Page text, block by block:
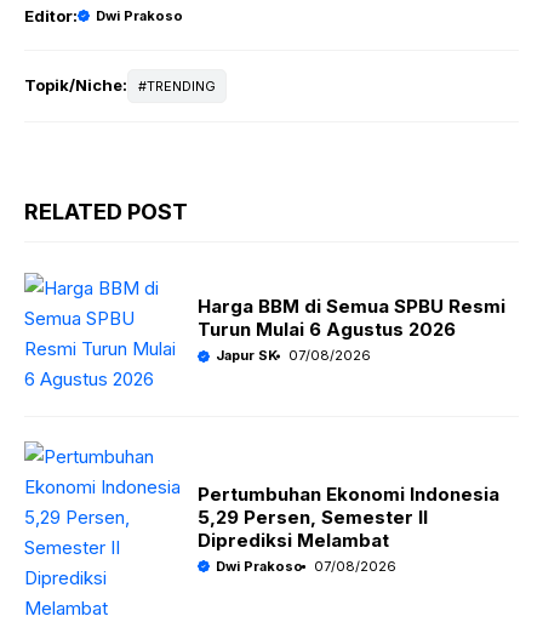
Editor: Dwi Prakoso
Topik/Niche: TRENDING
RELATED POST
Harga BBM di Semua SPBU Resmi
Turun Mulai 6 Agustus 2026
Japur SK 07/08/2026
Pertumbuhan Ekonomi Indonesia
5,29 Persen, Semester II
Diprediksi Melambat
Dwi Prakoso 07/08/2026